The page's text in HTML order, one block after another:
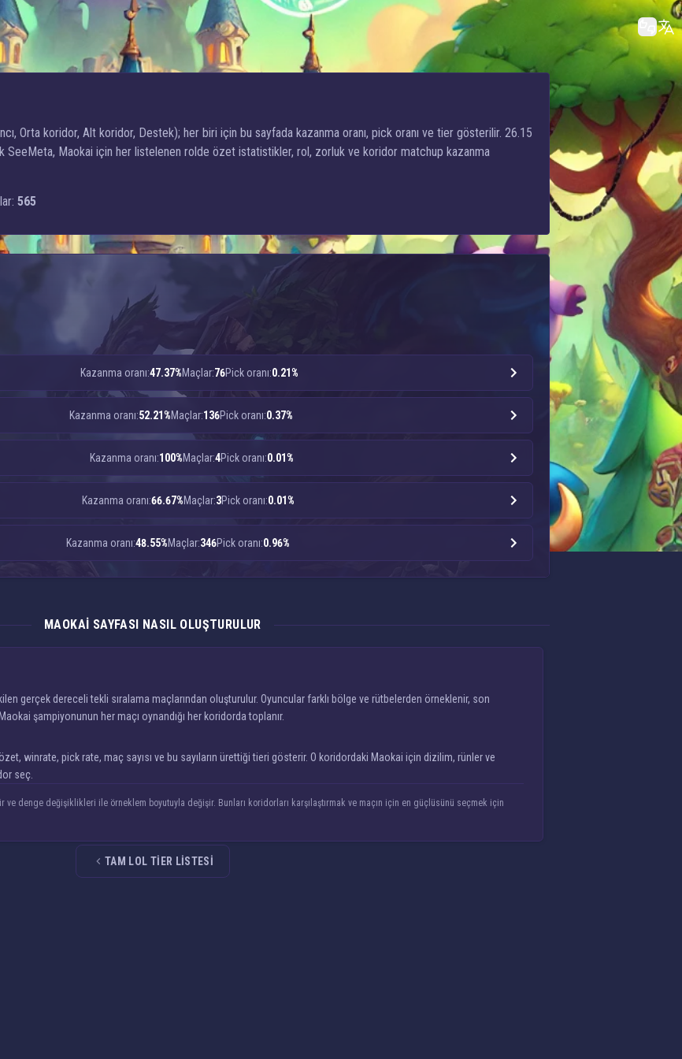
Orta koridor, Alt koridor, Destek); her biri için bu sayfada kazanma oranı, pick oranı ve tier gösterilir. 26.15
SeeMeta, Maokai için her listelenen rolde özet istatistikler, rol, zorluk ve koridor matchup kazanma
565
Kazanma oranı:47.37%Maçlar:76Pick oranı:0.21%
Kazanma oranı:52.21%Maçlar:136Pick oranı:0.37%
Kazanma oranı:100%Maçlar:4Pick oranı:0.01%
Kazanma oranı:66.67%Maçlar:3Pick oranı:0.01%
Kazanma oranı:48.55%Maçlar:346Pick oranı:0.96%
MAOKAI SAYFASI NASIL OLUŞTURULUR
gerçek dereceli tekli sıralama maçlarından oluşturulur. Oyuncular farklı bölge ve rütbelerden örneklenir, son
şampiyonunun her maçı oynandığı her koridorda toplanır.
winrate, pick rate, maç sayısı ve bu sayıların ürettiği tieri gösterir. O koridordaki Maokai için dizilim, rünler ve
seç.
ve denge değişiklikleri ile örneklem boyutuyla değişir. Bunları koridorları karşılaştırmak ve maçın için en güçlüsünü seçmek için
TAM LOL TIER LISTESI